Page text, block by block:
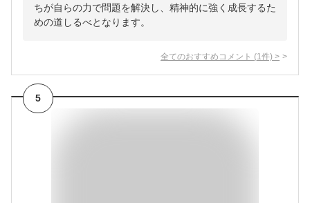
ちが自らの力で問題を解決し、精神的に強く成長するた
めの道しるべとなります。
全てのおすすめコメント (1 件) >
5